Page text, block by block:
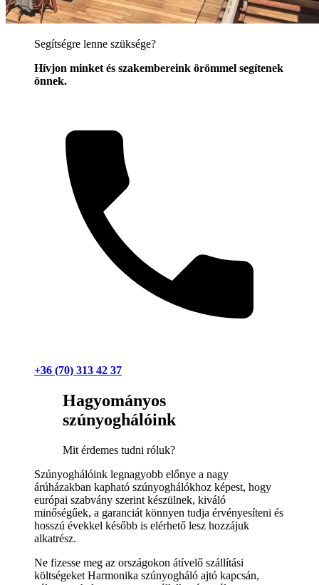
Segítségre lenne szüksége?
Hívjon minket és szakembereink örömmel segítenek
önnek.
+36 (70) 313 42 37
Hagyományos
szúnyoghálóink
Mit érdemes tudni róluk?
Szúnyoghálóink legnagyobb előnye a nagy
árúházakban kapható szúnyoghálókhoz képest, hogy
európai szabvány szerint készülnek, kiváló
minőségűek, a garanciát könnyen tudja érvényesíteni és
hosszú évekkel később is elérhető lesz hozzájuk
alkatrész.
Ne fizesse meg az országokon átívelő szállítási
költségeket Harmonika szúnyogháló ajtó kapcsán,